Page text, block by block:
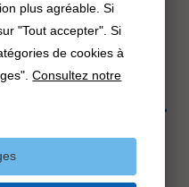
plus agréable. Si
"Tout accepter". Si
de cookies à
Consultez notre